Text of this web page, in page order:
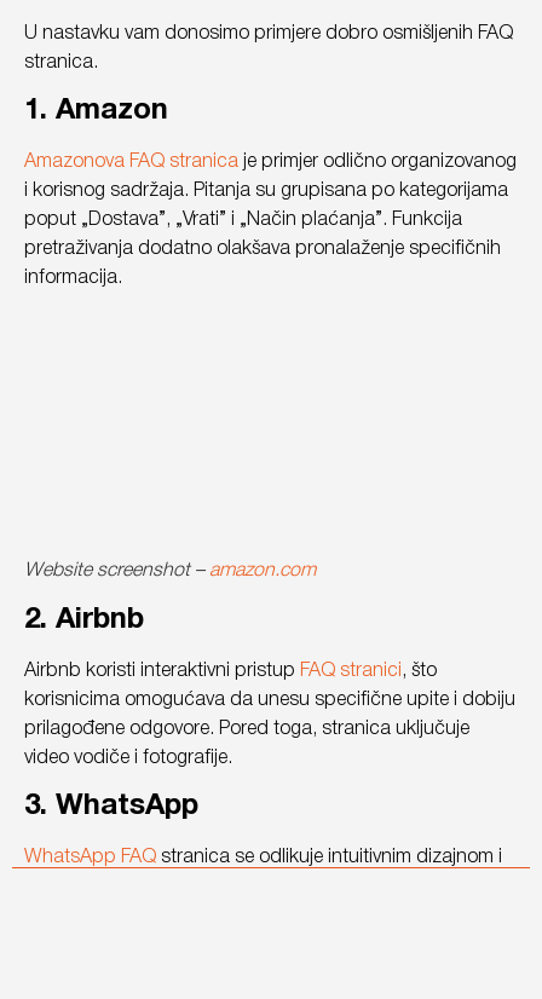
U nastavku vam donosimo primjere dobro osmišljenih FAQ
stranica.
1. Amazon
Amazonova FAQ stranica je primjer odlično organizovanog
i korisnog sadržaja. Pitanja su grupisana po kategorijama
poput „Dostava”, „Vrati” i „Način plaćanja”. Funkcija
pretraživanja dodatno olakšava pronalaženje specifičnih
informacija.
Website screenshot – amazon.com
2. Airbnb
Airbnb koristi interaktivni pristup FAQ stranici , što
korisnicima omogućava da unesu specifične upite i dobiju
prilagođene odgovore. Pored toga, stranica uključuje
video vodiče i fotografije.
3. WhatsApp
WhatsApp FAQ stranica se odlikuje intuitivnim dizajnom i